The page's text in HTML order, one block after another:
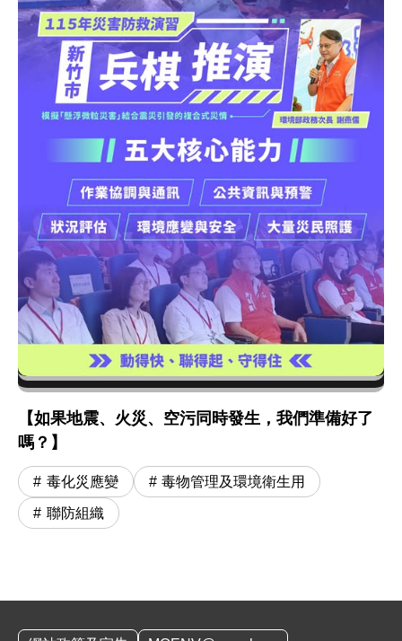
【如果地震、火災、空污同時發生，我們準備好了
嗎？】
毒化災應變 毒物管理及環境衛生用
聯防組織